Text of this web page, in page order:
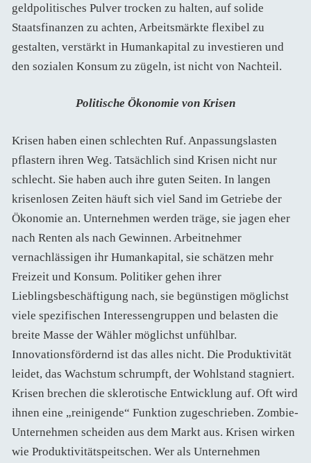
geldpolitisches Pulver trocken zu halten, auf solide
Staatsfinanzen zu achten, Arbeitsmärkte flexibel zu
gestalten, verstärkt in Humankapital zu investieren und
den sozialen Konsum zu zügeln, ist nicht von Nachteil.
Politische Ökonomie von Krisen
Krisen haben einen schlechten Ruf. Anpassungslasten
pflastern ihren Weg. Tatsächlich sind Krisen nicht nur
schlecht. Sie haben auch ihre guten Seiten. In langen
krisenlosen Zeiten häuft sich viel Sand im Getriebe der
Ökonomie an. Unternehmen werden träge, sie jagen eher
nach Renten als nach Gewinnen. Arbeitnehmer
vernachlässigen ihr Humankapital, sie schätzen mehr
Freizeit und Konsum. Politiker gehen ihrer
Lieblingsbeschäftigung nach, sie begünstigen möglichst
viele spezifischen Interessengruppen und belasten die
breite Masse der Wähler möglichst unfühlbar.
Innovationsfördernd ist das alles nicht. Die Produktivität
leidet, das Wachstum schrumpft, der Wohlstand stagniert.
Krisen brechen die sklerotische Entwicklung auf. Oft wird
ihnen eine „reinigende“ Funktion zugeschrieben. Zombie-
Unternehmen scheiden aus dem Markt aus. Krisen wirken
wie Produktivitätspeitschen. Wer als Unternehmen